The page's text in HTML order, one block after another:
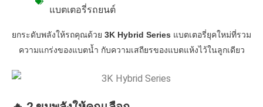
แบตเตอรี่รถยนต์
ยกระดับพลังให้รถคุณด้วย 3K Hybrid Series แบตเตอรี่ยุคใหม่ที่รวม
ความแกร่งของแบตน้ำ กับความเสถียรของแบตแห้งไว้ในลูกเดียว